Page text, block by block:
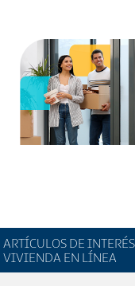
ARTÍCULOS DE INTERÉS
VIVIENDA EN LÍNEA